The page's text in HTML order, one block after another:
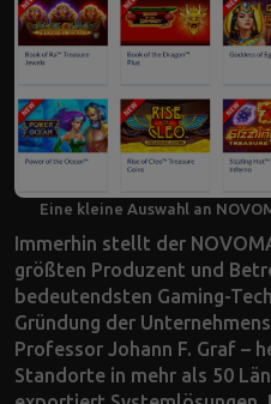
Eine kleine Auswahl an
Immerhin stellt der
größten Produzent und
bedeutendsten Gaming-
Gründung der
Professor Johann F. Graf –
Standorte in mehr als 50